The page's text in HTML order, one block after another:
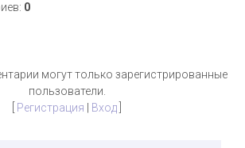
: 0
могут только зарегистрированные
пользователи.
Регистрация Вход